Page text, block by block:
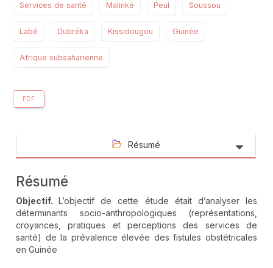
Services de santé Malinké Peul Soussou
Labé Dubréka Kissidougou Guinée
Afrique subsaharienne
PDF
Résumé
Résumé
Objectif.L’objectif de cette étude était d’analyser les
déterminants socio-anthropologiques (représentations,
croyances, pratiques et perceptions des services de
santé) de la prévalence élevée des fistules obstétricales
en Guinée